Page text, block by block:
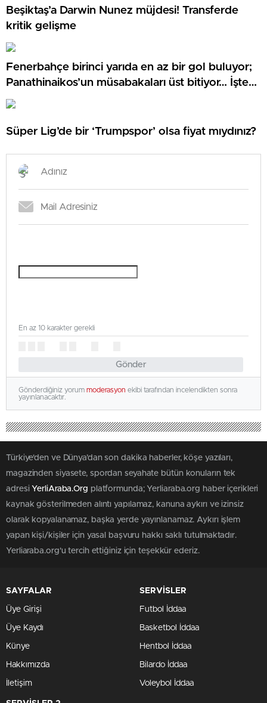
Beşiktaş’a Darwin Nunez müjdesi! Transferde
kritik gelişme
Fenerbahçe birinci yarıda en az bir gol buluyor;
Panathinaikos’un müsabakaları üst bitiyor… İşte
Misli’den Günün Tüyoları!
Süper Lig’de bir ‘Trumpspor’ olsa fiyat mıydınız?
Gönder
En az 10 karakter gerekli
Gönderdiğiniz yorum moderasyon ekibi tarafından incelendikten sonra
yayınlanacaktır.
Türkiye'den ve Dünya’dan son dakika haberler, köşe yazıları,
magazinden siyasete, spordan seyahate bütün konuların tek
adresi YerliAraba.Org platformunda; Yerliaraba.org haber içerikleri
kaynak gösterilmeden alıntı yapılamaz, kanuna aykırı ve izinsiz
olarak kopyalanamaz, başka yerde yayınlanamaz. Aykırı işlem
yapan kişi/kişiler için yasal başvuru hakkı saklı tutulmaktadır.
Yerliaraba.org'u tercih ettiğiniz için teşekkür ederiz.
SAYFALAR
Üye Girişi
Üye Kaydı
Künye
Hakkımızda
İletişim
SERVİSLER
Futbol İddaa
Basketbol İddaa
Hentbol İddaa
Bilardo İddaa
Voleybol İddaa